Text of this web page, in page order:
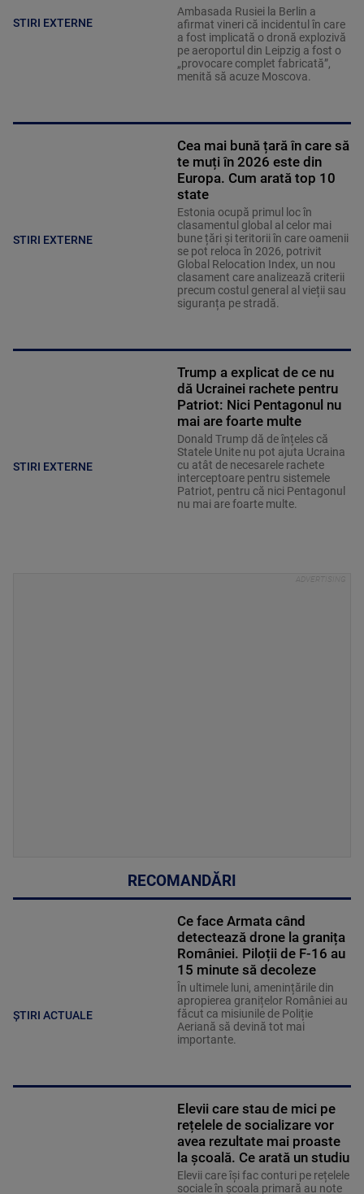
STIRI EXTERNE
Ambasada Rusiei la Berlin a
afirmat vineri că incidentul în care
a fost implicată o dronă explozivă
pe aeroportul din Leipzig a fost o
„provocare complet fabricată”,
menită să acuze Moscova.
STIRI EXTERNE
Cea mai bună țară în care să
te muți în 2026 este din
Europa. Cum arată top 10
state
Estonia ocupă primul loc în
clasamentul global al celor mai
bune țări și teritorii în care oamenii
se pot reloca în 2026, potrivit
Global Relocation Index, un nou
clasament care analizează criterii
precum costul general al vieții sau
siguranța pe stradă.
STIRI EXTERNE
Trump a explicat de ce nu
dă Ucrainei rachete pentru
Patriot: Nici Pentagonul nu
mai are foarte multe
Donald Trump dă de înțeles că
Statele Unite nu pot ajuta Ucraina
cu atât de necesarele rachete
interceptoare pentru sistemele
Patriot, pentru că nici Pentagonul
nu mai are foarte multe.
RECOMANDĂRI
ȘTIRI ACTUALE
Ce face Armata când
detectează drone la granița
României. Piloții de F-16 au
15 minute să decoleze
În ultimele luni, amenințările din
apropierea granițelor României au
făcut ca misiunile de Poliție
Aeriană să devină tot mai
importante.
Elevii care stau de mici pe
rețelele de socializare vor
avea rezultate mai proaste
la școală. Ce arată un studiu
Elevii care îşi fac conturi pe rețelele
sociale în școala primară au note